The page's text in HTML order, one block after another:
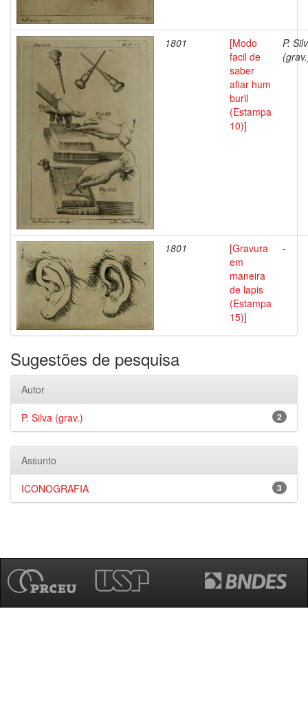
1801
[Modo
facil de
saber
afiar hum
buril
(Estampa
10)]
P.
1801
[Gravura
em
maneira
de lapis
(Estampa
15)]
-
Sugestões de pesquisa
Autor
2
P. Silva (grav.)
Assunto
3
ICONOGRAFIA